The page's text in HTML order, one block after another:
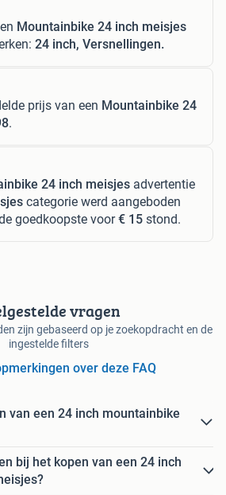
Mountainbike 24 inch meisjes
24 inch, Versnellingen.
prijs van een Mountainbike 24
.
24 inch meisjes advertentie
categorie werd aangeboden
goedkoopste voor€ 15 stond.
vragen
zijn gebaseerd op je zoekopdracht en de
ingestelde filters
over deze FAQ
van een 24 inch mountainbike
bij het kopen van een 24 inch